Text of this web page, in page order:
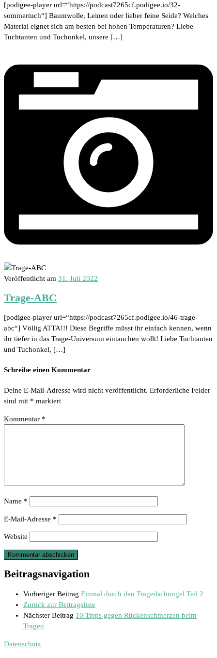
[podigee-player url=“https://podcast7265cf.podigee.io/32-
sommertuch“] Baumwolle, Leinen oder lieber feine Seide? Welches
Material eignet sich am besten bei hohen Temperaturen? Liebe
Tuchtanten und Tuchonkel, unsere […]
Veröffentlicht am 31. Juli 2022
Trage-ABC
[podigee-player url=“https://podcast7265cf.podigee.io/46-trage-
abc“] Völlig ATTA!!! Diese Begriffe müsst ihr einfach kennen, wenn
ihr tiefer in das Trage-Universum eintauchen wollt! Liebe Tuchtanten
und Tuchonkel, […]
Schreibe einen Kommentar
Deine E-Mail-Adresse wird nicht veröffentlicht. Erforderliche Felder
sind mit * markiert
Kommentar *
Name *
E-Mail-Adresse *
Website
Beitragsnavigation
Vorheriger Beitrag Einmal durch den Tragedschungel Teil 2
Zurück zur Beitragsliste
Nächster Beitrag 10 Tipps gegen Rückenschmerzen beim
Tragen
Datenschutz